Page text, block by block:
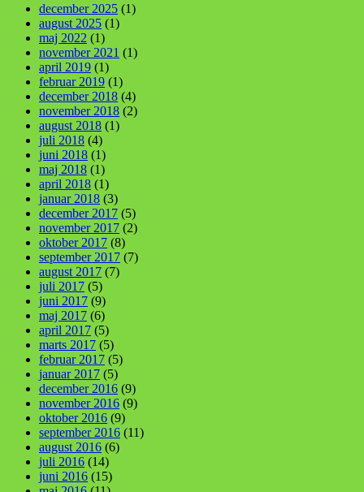
december 2025 (1)
august 2025 (1)
maj 2022 (1)
november 2021 (1)
april 2019 (1)
februar 2019 (1)
december 2018 (4)
november 2018 (2)
august 2018 (1)
juli 2018 (4)
juni 2018 (1)
maj 2018 (1)
april 2018 (1)
januar 2018 (3)
december 2017 (5)
november 2017 (2)
oktober 2017 (8)
september 2017 (7)
august 2017 (7)
juli 2017 (5)
juni 2017 (9)
maj 2017 (6)
april 2017 (5)
marts 2017 (5)
februar 2017 (5)
januar 2017 (5)
december 2016 (9)
november 2016 (9)
oktober 2016 (9)
september 2016 (11)
august 2016 (6)
juli 2016 (14)
juni 2016 (15)